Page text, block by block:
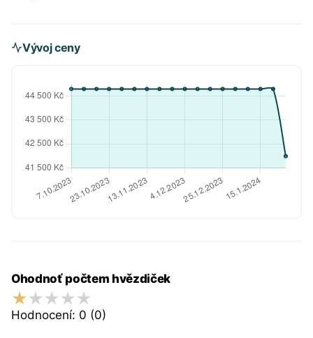
Vývoj ceny
Ohodnoť počtem hvězdiček
Hodnocení: 0 (0)